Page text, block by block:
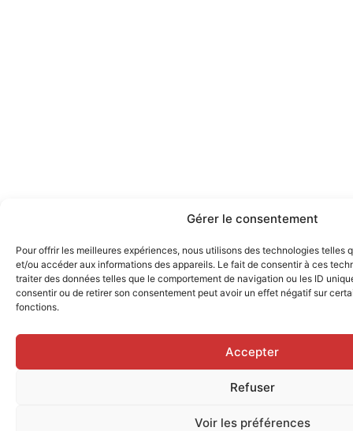
Gérer le consentement
Pour offrir les meilleures expériences, nous utilisons des technologies telles
et/ou accéder aux informations des appareils. Le fait de consentir à ces
traiter des données telles que le comportement de navigation ou les ID
consentir ou de retirer son consentement peut avoir un effet négatif sur
fonctions.
Accepter
Refuser
Voir les préférences